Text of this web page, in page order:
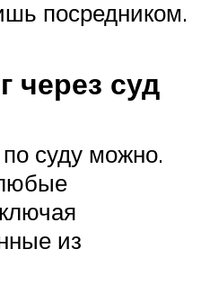
посредником.
через суд
суду можно.
из